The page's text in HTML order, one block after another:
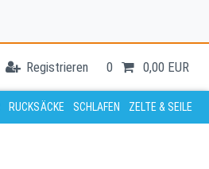
Registrieren 0 0,00 EUR
RUCKSÄCKE SCHLAFEN ZELTE & SEILE